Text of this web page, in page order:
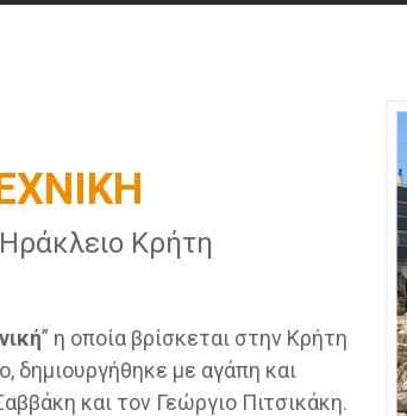
Κρήτη
” η οποία βρίσκεται στην Κρήτη
δημιουργήθηκε με αγάπη και
και τον Γεώργιο Πιτσικάκη.